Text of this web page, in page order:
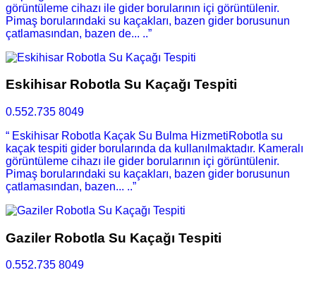
görüntüleme cihazı ile gider borularının içi görüntülenir.
Pimaş borularındaki su kaçakları, bazen gider borusunun
çatlamasından, bazen de... ..”
Eskihisar Robotla Su Kaçağı Tespiti
0.552.735 8049
“ Eskihisar Robotla Kaçak Su Bulma HizmetiRobotla su
kaçak tespiti gider borularında da kullanılmaktadır. Kameralı
görüntüleme cihazı ile gider borularının içi görüntülenir.
Pimaş borularındaki su kaçakları, bazen gider borusunun
çatlamasından, bazen... ..”
Gaziler Robotla Su Kaçağı Tespiti
0.552.735 8049